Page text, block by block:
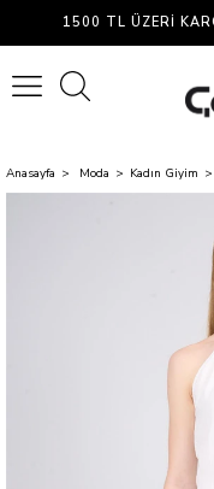
1500 TL ÜZERI
Anasayfa Moda Kadın Giyim